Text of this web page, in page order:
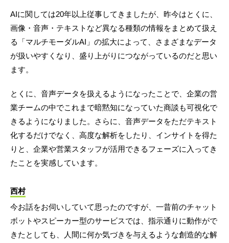
AIに関しては20年以上従事してきましたが、昨今はとくに、
画像・音声・テキストなど異なる種類の情報をまとめて扱え
る「マルチモーダルAI」の拡大によって、さまざまなデータ
が扱いやすくなり、盛り上がりにつながっているのだと思い
ます。
とくに、音声データを扱えるようになったことで、企業の営
業チームの中でこれまで暗黙知になっていた商談も可視化で
きるようになりました。さらに、音声データをただテキスト
化するだけでなく、高度な解析をしたり、インサイトを得た
りと、企業や営業スタッフが活用できるフェーズに入ってき
たことを実感しています。
西村
今お話をお伺いしていて思ったのですが、一昔前のチャット
ボットやスピーカー型のサービスでは、指示通りに動作がで
きたとしても、人間に何か気づきを与えるような創造的な解